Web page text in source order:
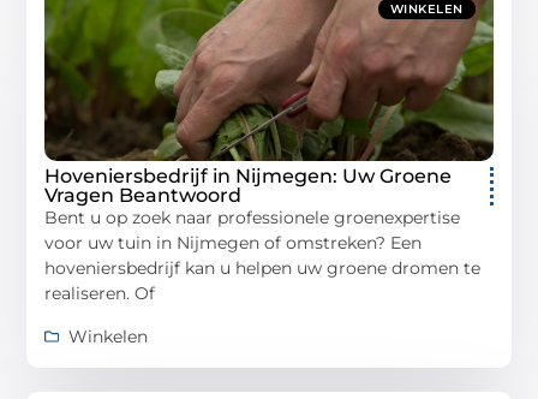
WINKELEN
Hoveniersbedrijf in Nijmegen: Uw Groene
Vragen Beantwoord
Bent u op zoek naar professionele groenexpertise
voor uw tuin in Nijmegen of omstreken? Een
hoveniersbedrijf kan u helpen uw groene dromen te
realiseren. Of
Winkelen